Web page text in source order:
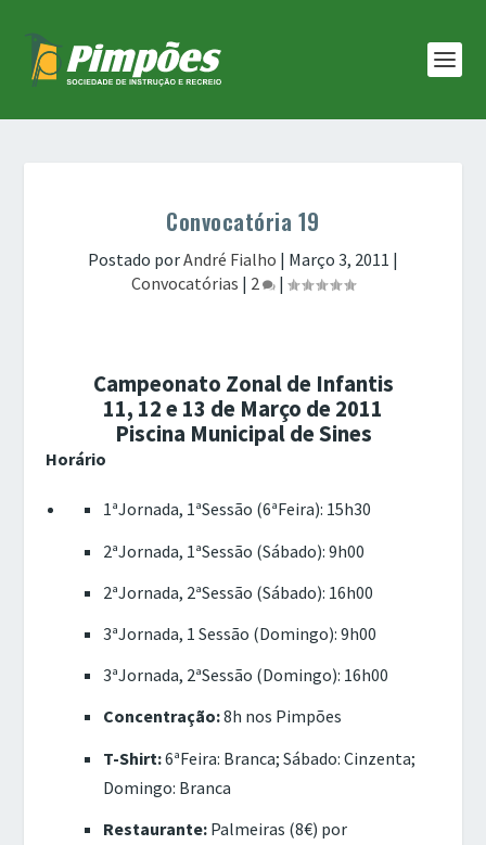
Convocatória 19
Postado porAndré Fialho | Março 3, 2011 |
Convocatórias | 2 |
Campeonato Zonal de Infantis
11, 12 e 13 de Março de 2011
Piscina Municipal de Sines
Horário
1ªJornada, 1ªSessão (6ªFeira): 15h30
2ªJornada, 1ªSessão (Sábado): 9h00
2ªJornada, 2ªSessão (Sábado): 16h00
3ªJornada, 1 Sessão (Domingo): 9h00
3ªJornada, 2ªSessão (Domingo): 16h00
Concentração:8h nos Pimpões
T-Shirt:6ªFeira: Branca; Sábado: Cinzenta;
Domingo: Branca
Restaurante:Palmeiras (8€) por